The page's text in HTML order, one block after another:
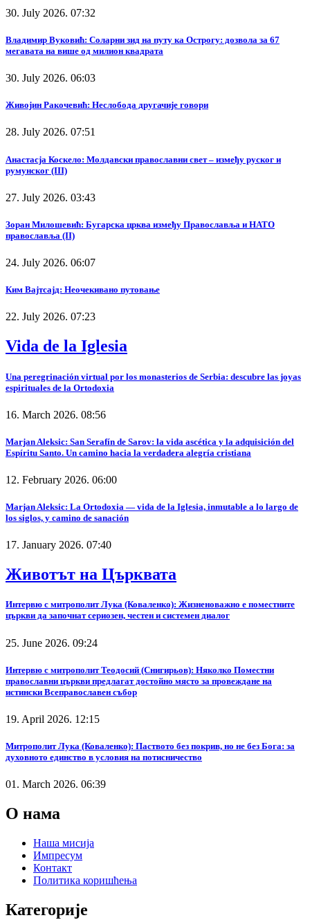
30. July 2026. 07:32
Владимир Вуковић: Соларни зид на путу ка Острогу: дозвола за 67
мегавата на више од милион квадрата
30. July 2026. 06:03
Живојин Ракочевић: Неслобода другачије говори
28. July 2026. 07:51
Анастасја Коскело: Молдавски православни свет – између руског и
румунског (III)
27. July 2026. 03:43
Зоран Милошевић: Бугарска црква између Православља и НАТО
православља (II)
24. July 2026. 06:07
Ким Вајтсајд: Неочекивано путовање
22. July 2026. 07:23
Vida de la Iglesia
Una peregrinación virtual por los monasterios de Serbia: descubre las joyas
espirituales de la Ortodoxia
16. March 2026. 08:56
Marjan Aleksic: San Serafín de Sarov: la vida ascética y la adquisición del
Espíritu Santo. Un camino hacia la verdadera alegría cristiana
12. February 2026. 06:00
Marjan Aleksic: La Ortodoxia — vida de la Iglesia, inmutable a lo largo de
los siglos, y camino de sanación
17. January 2026. 07:40
Животът на Църквата
Интервю с митрополит Лука (Коваленко): Жизненоважно е поместните
църкви да започнат сериозен, честен и системен диалог
25. June 2026. 09:24
Интервю с митрополит Теодосий (Снигирьов): Няколко Поместни
православни църкви предлагат достойно място за провеждане на
истински Всеправославен събор
19. April 2026. 12:15
Митрополит Лука (Коваленко): Паството без покрив, но не без Бога: за
духовното единство в условия на потисничество
01. March 2026. 06:39
О нама
Наша мисија
Импресум
Контакт
Политика коришћења
Категорије